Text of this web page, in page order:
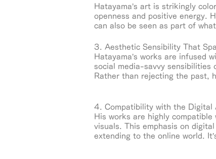
Hatayama’s art is strikingly
openness and positive energy.
can also be seen as part of
3. Aesthetic Sensibility That
Hatayama’s works are infused
social media-savvy sensibilities
Rather than rejecting the past,
4. Compatibility with the Digital
His works are highly
visuals. This emphasis on
extending to the online world.